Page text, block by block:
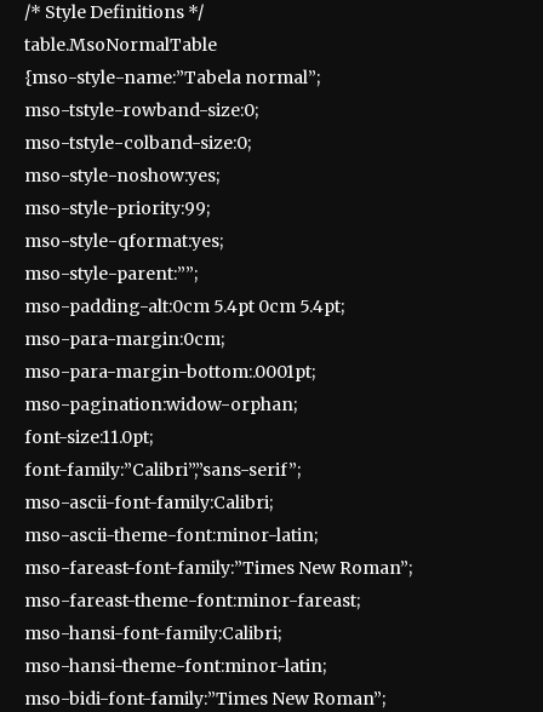
/* Style Definitions */
table.MsoNormalTable
{mso-style-name:”Tabela normal”;
mso-tstyle-rowband-size:0;
mso-tstyle-colband-size:0;
mso-style-noshow:yes;
mso-style-priority:99;
mso-style-qformat:yes;
mso-style-parent:””;
mso-padding-alt:0cm 5.4pt 0cm 5.4pt;
mso-para-margin:0cm;
mso-para-margin-bottom:.0001pt;
mso-pagination:widow-orphan;
font-size:11.0pt;
font-family:”Calibri”,”sans-serif”;
mso-ascii-font-family:Calibri;
mso-ascii-theme-font:minor-latin;
mso-fareast-font-family:”Times New Roman”;
mso-fareast-theme-font:minor-fareast;
mso-hansi-font-family:Calibri;
mso-hansi-theme-font:minor-latin;
mso-bidi-font-family:”Times New Roman”;